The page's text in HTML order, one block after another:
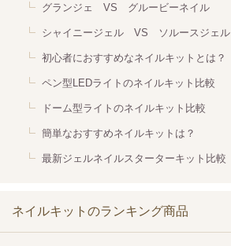
グランジェ VS グルービーネイル
シャイニージェル VS ソルースジェル
初心者におすすめなネイルキットとは？
ペン型LEDライトのネイルキット比較
ドーム型ライトのネイルキット比較
簡単なおすすめネイルキットは？
最新ジェルネイルスターターキット比較
ネイルキットのランキング商品